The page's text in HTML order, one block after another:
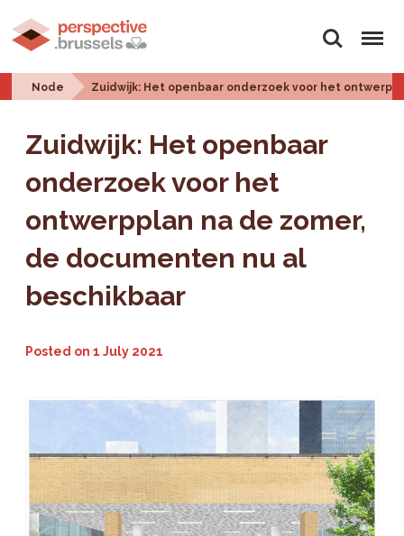
Search Menu
Node Zuidwijk: Het openbaar onderzoek voor het
Zuidwijk: Het openbaar
onderzoek voor het
ontwerpplan na de zomer,
de documenten nu al
beschikbaar
Posted on1 July 2021